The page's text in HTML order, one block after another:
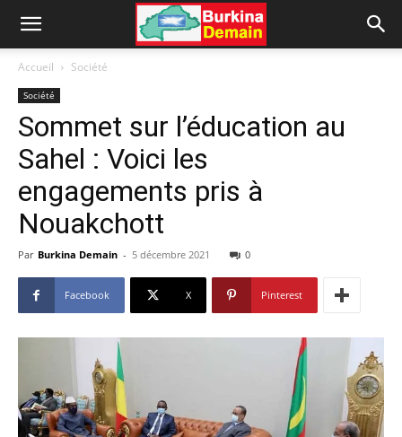
Accueil Société
Société
Sommet sur l’éducation au
Sahel : Voici les
engagements pris à
Nouakchott
Par Burkina Demain - 5 décembre 2021 0
Facebook X Pinterest